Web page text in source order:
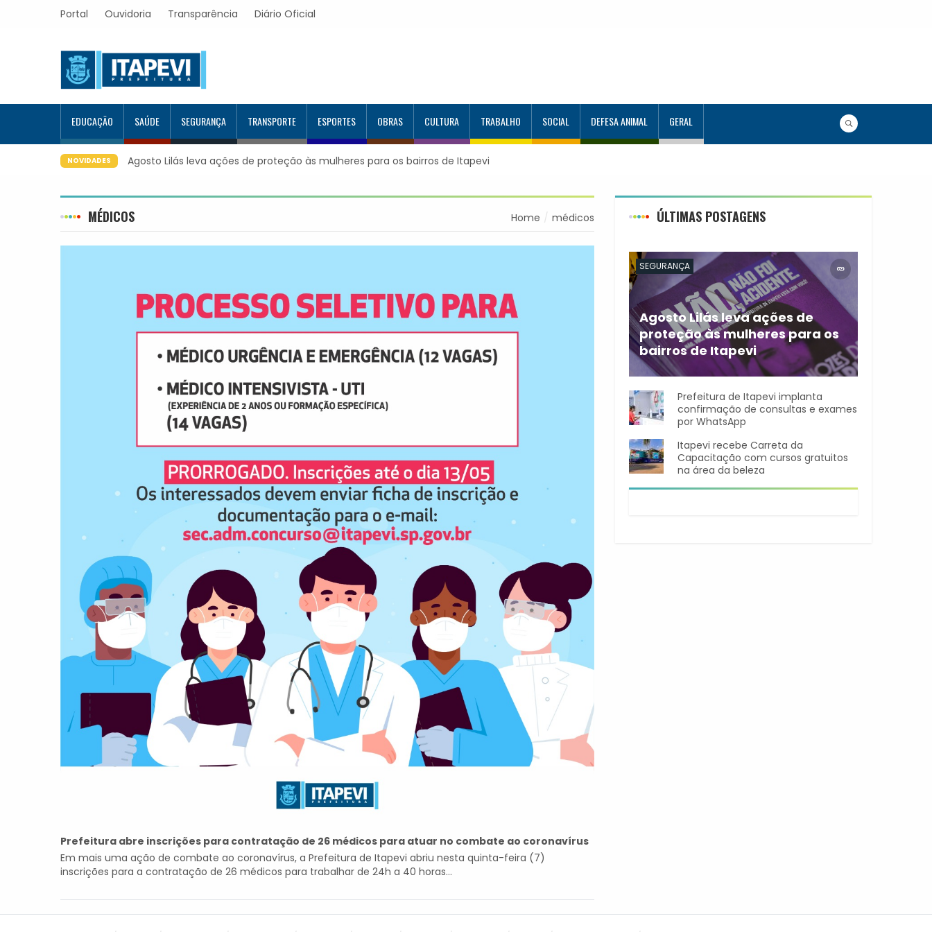
Portal Ouvidoria Transparência Diário Oficial
EDUCAÇÃO SAÚDE SEGURANÇA TRANSPORTE ESPORTES OBRAS CULTURA TRABALHO SOCIAL DEFESA ANIMAL GERAL
NOVIDADES Agosto Lilás leva ações de proteção às mulheres para os bairros de Itapevi
MÉDICOS Home médicos
Prefeitura abre inscrições para contratação de 26 médicos para atuar no combate ao coronavírus
Em mais uma ação de combate ao coronavírus, a Prefeitura de Itapevi abriu nesta quinta-feira (7)
inscrições para a contratação de 26 médicos para trabalhar de 24h a 40 horas...
ÚLTIMAS POSTAGENS
SEGURANÇA
Agosto Lilás leva ações de
proteção às mulheres para os
bairros de Itapevi
Durante o mês de agosto,
Prefeitura de Itapevi implanta
confirmação de consultas e exames
por WhatsApp
Itapevi recebe Carreta da
Capacitação com cursos gratuitos
na área da beleza